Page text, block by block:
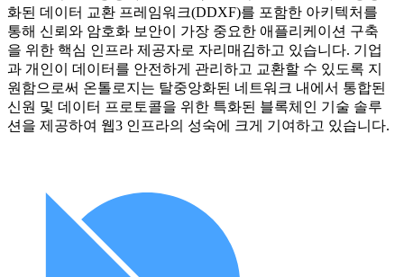
화된 데이터 교환 프레임워크(DDXF)를 포함한 아키텍처를
통해 신뢰와 암호화 보안이 가장 중요한 애플리케이션 구축
을 위한 핵심 인프라 제공자로 자리매김하고 있습니다. 기업
과 개인이 데이터를 안전하게 관리하고 교환할 수 있도록 지
원함으로써 온톨로지는 탈중앙화된 네트워크 내에서 통합된
신원 및 데이터 프로토콜을 위한 특화된 블록체인 기술 솔루
션을 제공하여 웹3 인프라의 성숙에 크게 기여하고 있습니다.